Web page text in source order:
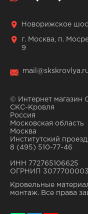
Новорижское
г. Москва, п.
9
mail@skskrovlya.ru
© Интернет магазин
СКС-Кровля
Россия
Московская область
Москва
Институтский
8 (495) 510-77-46
ИНН 772765106625
ОГРНИП
Кровельные
монтаж. Все права